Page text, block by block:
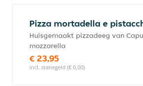
Pizza mortadella e
Huisgemaakt pizzadeeg van
mozzarella
€ 23,95
incl. statiegeld (€ 0,00)